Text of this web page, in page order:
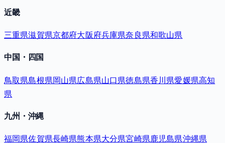
近畿
三重県滋賀県京都府大阪府兵庫県奈良県和歌山県
中国・四国
鳥取県島根県岡山県広島県山口県徳島県香川県愛媛県高知
県
九州・沖縄
福岡県佐賀県長崎県熊本県大分県宮崎県鹿児島県沖縄県